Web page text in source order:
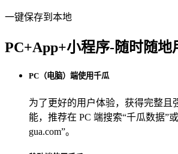
一键保存到本地
PC+App+小程序-随时随地
PC（电脑）端使用千瓜
为了更好的用户体验，获得完整且
能，推荐在 PC 端搜索“千瓜数据”
gua.com”。